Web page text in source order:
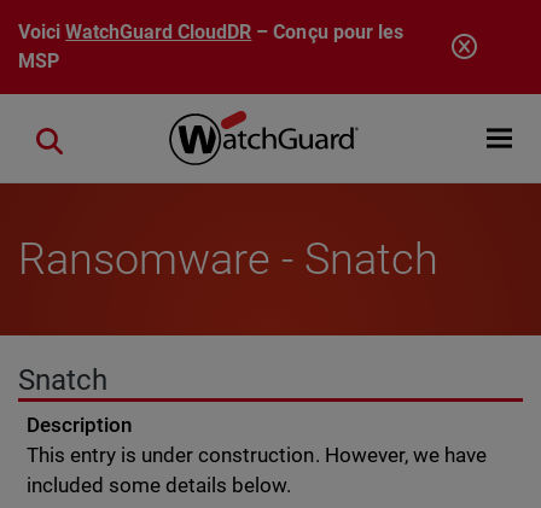
Aller au contenu principal
VoiciWatchGuard CloudDR – Conçu pour les
MSP
Open
Close search
Ransomware - Snatch
Snatch
Description
This entry is under construction. However, we have
included some details below.